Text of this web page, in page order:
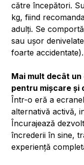
către începători.
kg, fiind
adulți. Se
sau ușor
foarte accidentate).
Mai mult decât
pentru mișcare și
Într-o eră a
alternativă activă,
Încurajează
încrederii în sine,
experiență